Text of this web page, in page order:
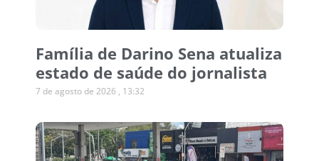
Família de Darino Sena atualiza
estado de saúde do jornalista
7 de agosto de 2026 13:32